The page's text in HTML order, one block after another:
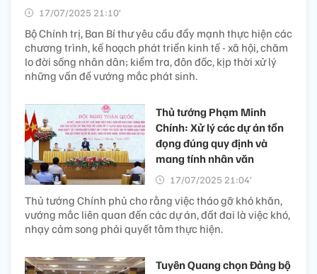
17/07/2025 21:10’
Bộ Chính trị, Ban Bí thư yêu cầu đẩy mạnh thực hiện các
chương trình, kế hoạch phát triển kinh tế - xã hội, chăm
lo đời sống nhân dân; kiểm tra, đôn đốc, kịp thời xử lý
những vấn đề vướng mắc phát sinh.
Thủ tướng Phạm Minh
Chính: Xử lý các dự án tồn
đọng đúng quy định và
mang tính nhân văn
17/07/2025 21:04’
Thủ tướng Chính phủ cho rằng việc tháo gỡ khó khăn,
vướng mắc liên quan đến các dự án, đất đai là việc khó,
nhạy cảm song phải quyết tâm thực hiện.
Tuyên Quang chọn Đảng bộ